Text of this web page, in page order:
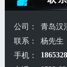
公司：
青岛汉
联系：
杨先生
手机：